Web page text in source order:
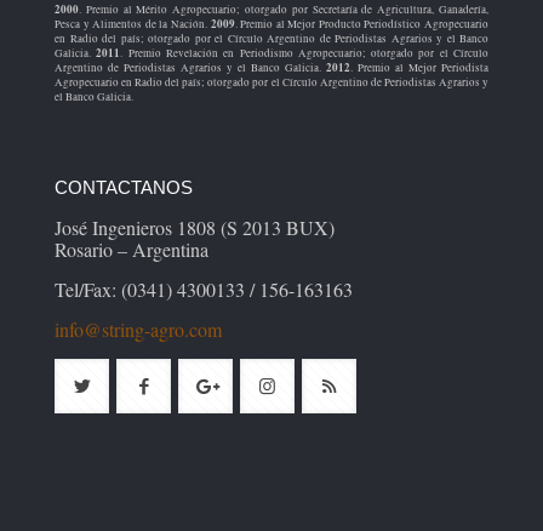
2000. Premio al Mérito Agropecuario; otorgado por Secretaría de Agricultura, Ganadería,
Pesca y Alimentos de la Nación. 2009. Premio al Mejor Producto Periodístico Agropecuario
en Radio del país; otorgado por el Círculo Argentino de Periodistas Agrarios y el Banco
Galicia.2011. Premio Revelación en Periodismo Agropecuario; otorgado por el Círculo
Argentino de Periodistas Agrarios y el Banco Galicia. 2012. Premio al Mejor Periodista
Agropecuario en Radio del país; otorgado por el Círculo Argentino de Periodistas Agrarios y
el Banco Galicia.
CONTACTANOS
José Ingenieros 1808 (S 2013 BUX)
Rosario – Argentina
Tel/Fax: (0341) 4300133 / 156-163163
info@string-agro.com